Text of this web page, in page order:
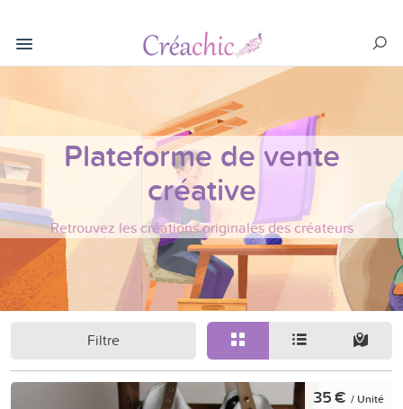
Plateforme de vente
créative
Retrouvez les créations originales des créateurs
Filtre
35 € / Unité